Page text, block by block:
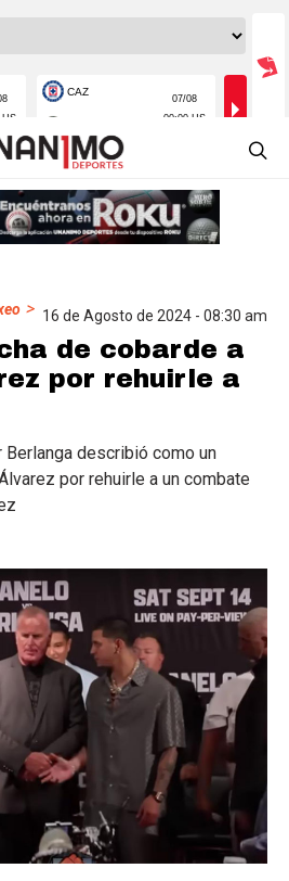
> 16 de Agosto de 2024 - 08:30 am
de cobarde a
por rehuirle a
Berlanga describió como un
por rehuirle a un combate